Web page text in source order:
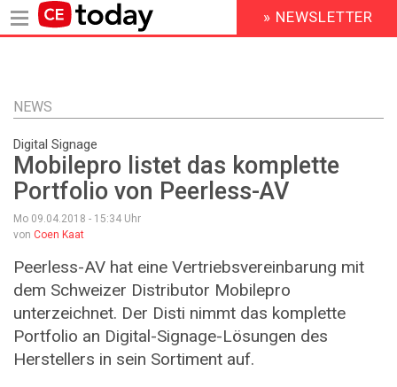
Inhalt
HEADER
MENU
» NEWSLETTER
NEWS
Digital Signage
Mobilepro listet das komplette
Portfolio von Peerless-AV
Mo 09.04.2018 - 15:34 Uhr
von Coen Kaat
Peerless-AV hat eine Vertriebsvereinbarung mit
dem Schweizer Distributor Mobilepro
unterzeichnet. Der Disti nimmt das komplette
Portfolio an Digital-Signage-Lösungen des
Herstellers in sein Sortiment auf.